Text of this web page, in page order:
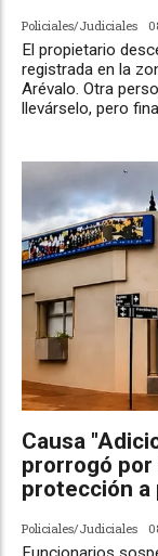
Policiales/Judiciales
El propietario
registrada en la
Arévalo. Otra
llevárselo, pero
Causa
prorrogó por
protección a
Policiales/Judiciales